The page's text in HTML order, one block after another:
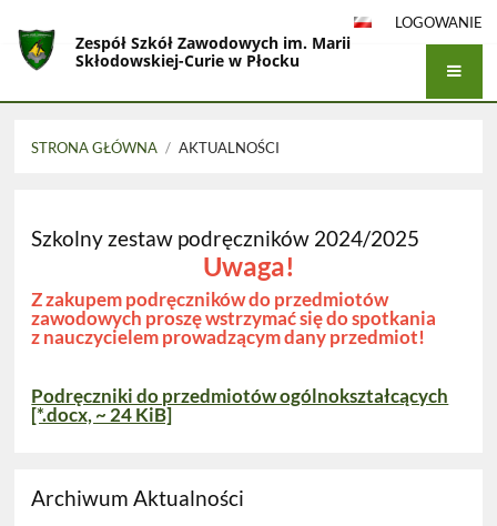
LOGOWANIE
Zespół Szkół Zawodowych im. Marii
Skłodowskiej-Curie w Płocku
STRONA GŁÓWNA / AKTUALNOŚCI
Szkolny zestaw podręczników 2024/2025
Uwaga!
Z zakupem podręczników do przedmiotów
zawodowych proszę wstrzymać się do spotkania
z nauczycielem prowadzącym dany przedmiot!
Podręczniki do przedmiotów ogólnokształcących
[*.docx, ~ 24 KiB]
Archiwum Aktualności